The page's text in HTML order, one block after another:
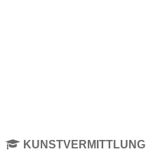
KUNSTVERMITTLUNG